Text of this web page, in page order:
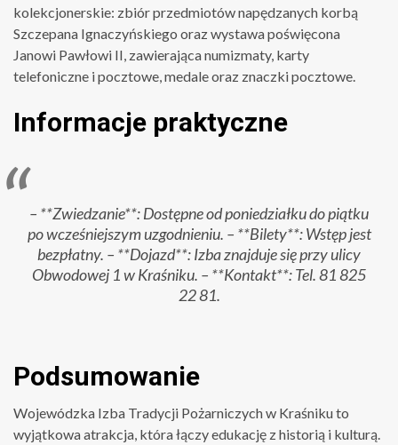
kolekcjonerskie: zbiór przedmiotów napędzanych korbą
Szczepana Ignaczyńskiego oraz wystawa poświęcona
Janowi Pawłowi II, zawierająca numizmaty, karty
telefoniczne i pocztowe, medale oraz znaczki pocztowe.
Informacje praktyczne
– **Zwiedzanie**: Dostępne od poniedziałku do piątku
po wcześniejszym uzgodnieniu. – **Bilety**: Wstęp jest
bezpłatny. – **Dojazd**: Izba znajduje się przy ulicy
Obwodowej 1 w Kraśniku. – **Kontakt**: Tel. 81 825
22 81.
Podsumowanie
Wojewódzka Izba Tradycji Pożarniczych w Kraśniku to
wyjątkowa atrakcja, która łączy edukację z historią i kulturą.